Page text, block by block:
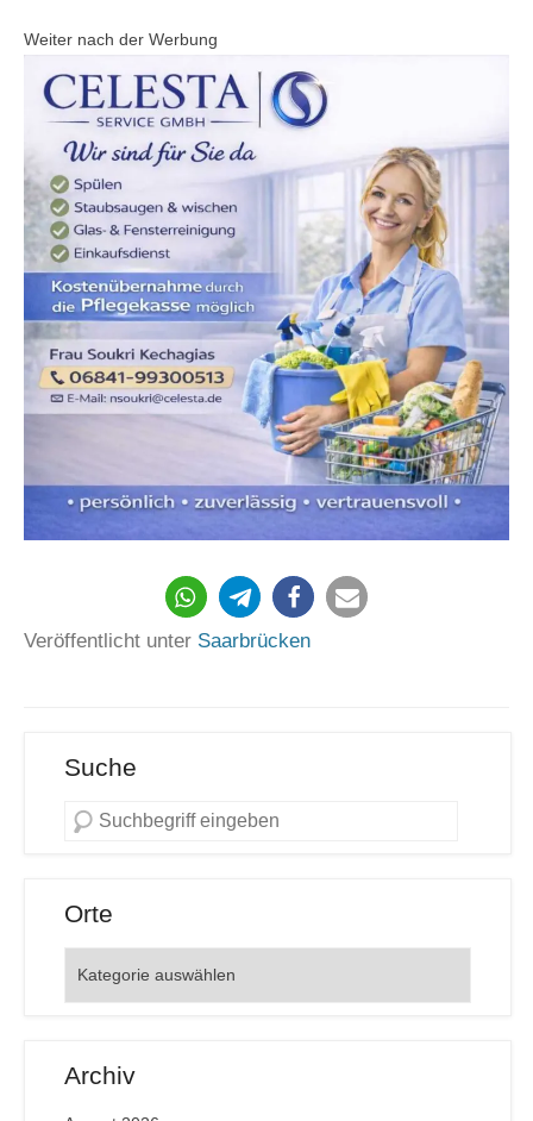
Weiter nach der Werbung
Veröffentlicht unter Saarbrücken
Suche
Orte
Archiv